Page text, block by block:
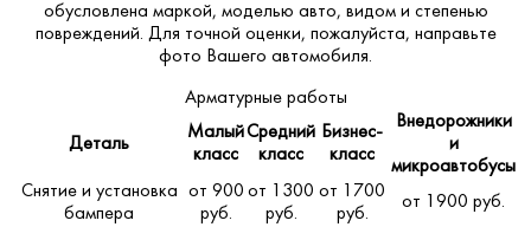
обусловлена маркой, моделью авто, видом и степенью
повреждений. Для точной оценки, пожалуйста, направьте
фото Вашего автомобиля.
Арматурные работы
Деталь
Малый
класс
Средний
класс
Бизнес-
класс
Внедорожники
и
микроавтобусы
Снятие и установка
бампера
от 900
руб.
от 1300
руб.
от 1700
руб.
от 1900 руб.